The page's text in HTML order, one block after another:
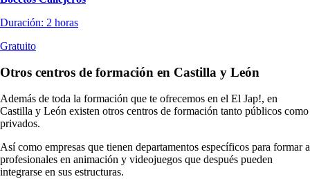
Duración: 2 horas
Gratuito
Otros centros de formación en Castilla y León
Además de toda la formación que te ofrecemos en el El Jap!, en
Castilla y León existen otros centros de formación tanto públicos como
privados.
Así como empresas que tienen departamentos específicos para formar a
profesionales en animación y videojuegos que después pueden
integrarse en sus estructuras.